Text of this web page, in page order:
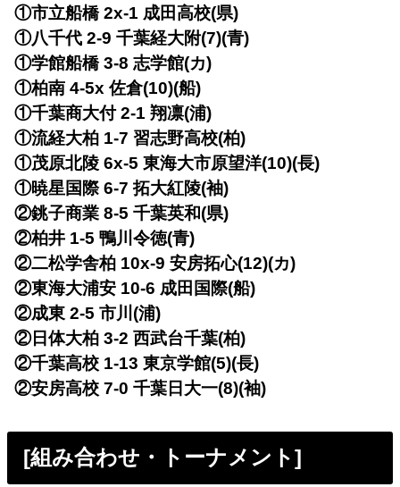
①市立船橋 2x-1 成田高校(県)
①八千代 2-9 千葉経大附(7)(青)
①学館船橋 3-8 志学館(カ)
①柏南 4-5x 佐倉(10)(船)
①千葉商大付 2-1 翔凛(浦)
①流経大柏 1-7 習志野高校(柏)
①茂原北陵 6x-5 東海大市原望洋(10)(長)
①暁星国際 6-7 拓大紅陵(袖)
②銚子商業 8-5 千葉英和(県)
②柏井 1-5 鴨川令徳(青)
②二松学舎柏 10x-9 安房拓心(12)(カ)
②東海大浦安 10-6 成田国際(船)
②成東 2-5 市川(浦)
②日体大柏 3-2 西武台千葉(柏)
②千葉高校 1-13 東京学館(5)(長)
②安房高校 7-0 千葉日大一(8)(袖)
[組み合わせ・トーナメント]